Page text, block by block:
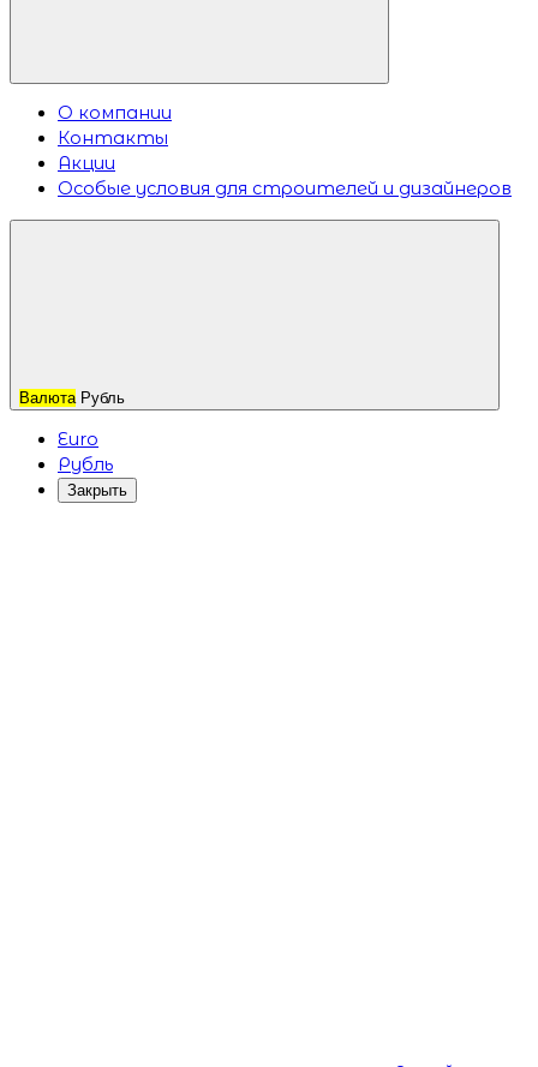
О компании
Контакты
Акции
Особые условия для строителей и дизайнеров
Валюта Рубль
Euro
Рубль
Закрыть